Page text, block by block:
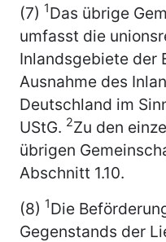
(7) 1Das übrige
umfasst die
Inlandsgebiete der
Ausnahme des
Deutschland im
UStG. 2Zu den
übrigen
Abschnitt 1.10.
(8) 1Die
Gegenstands der